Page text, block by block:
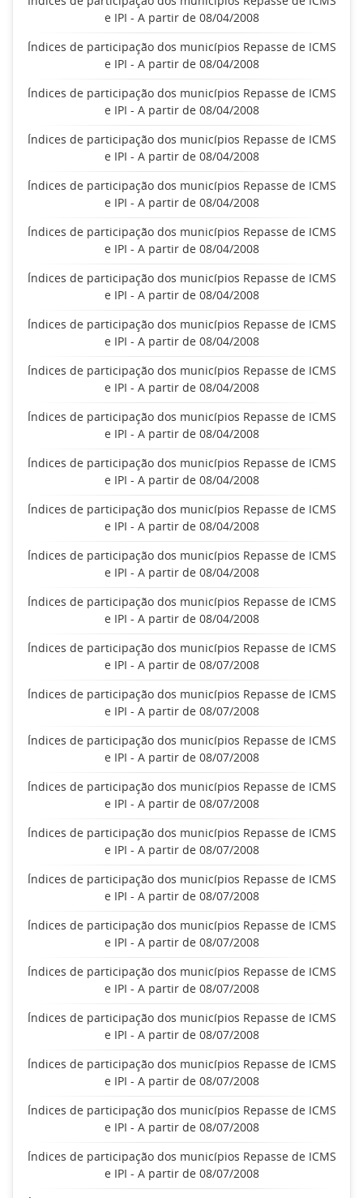
e IPI - A partir de 08/04/2008
Índices de participação dos municípios Repasse de ICMS
e IPI - A partir de 08/04/2008
Índices de participação dos municípios Repasse de ICMS
e IPI - A partir de 08/04/2008
Índices de participação dos municípios Repasse de ICMS
e IPI - A partir de 08/04/2008
Índices de participação dos municípios Repasse de ICMS
e IPI - A partir de 08/04/2008
Índices de participação dos municípios Repasse de ICMS
e IPI - A partir de 08/04/2008
Índices de participação dos municípios Repasse de ICMS
e IPI - A partir de 08/04/2008
Índices de participação dos municípios Repasse de ICMS
e IPI - A partir de 08/04/2008
Índices de participação dos municípios Repasse de ICMS
e IPI - A partir de 08/04/2008
Índices de participação dos municípios Repasse de ICMS
e IPI - A partir de 08/04/2008
Índices de participação dos municípios Repasse de ICMS
e IPI - A partir de 08/04/2008
Índices de participação dos municípios Repasse de ICMS
e IPI - A partir de 08/04/2008
Índices de participação dos municípios Repasse de ICMS
e IPI - A partir de 08/04/2008
Índices de participação dos municípios Repasse de ICMS
e IPI - A partir de 08/04/2008
Índices de participação dos municípios Repasse de ICMS
e IPI - A partir de 08/07/2008
Índices de participação dos municípios Repasse de ICMS
e IPI - A partir de 08/07/2008
Índices de participação dos municípios Repasse de ICMS
e IPI - A partir de 08/07/2008
Índices de participação dos municípios Repasse de ICMS
e IPI - A partir de 08/07/2008
Índices de participação dos municípios Repasse de ICMS
e IPI - A partir de 08/07/2008
Índices de participação dos municípios Repasse de ICMS
e IPI - A partir de 08/07/2008
Índices de participação dos municípios Repasse de ICMS
e IPI - A partir de 08/07/2008
Índices de participação dos municípios Repasse de ICMS
e IPI - A partir de 08/07/2008
Índices de participação dos municípios Repasse de ICMS
e IPI - A partir de 08/07/2008
Índices de participação dos municípios Repasse de ICMS
e IPI - A partir de 08/07/2008
Índices de participação dos municípios Repasse de ICMS
e IPI - A partir de 08/07/2008
Índices de participação dos municípios Repasse de ICMS
e IPI - A partir de 08/07/2008